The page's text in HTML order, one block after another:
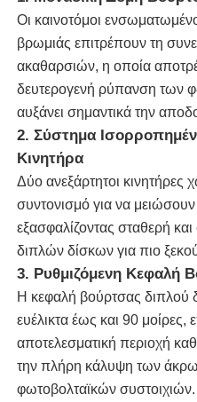
καθαρίζοντας βούρτσα
Ηλιακό πάνελ
Βούρτσα Πλυσίματος
Βούρτσα κυλίνδρου
Εργαλεία καθαρισμού
Εξοπλισμός πλύσης
Τηλεσκοπικός κοντάρι
Οι καινοτόμοι
βρωμιάς επιτρέπουν τη
ακαθαρσιών, η οποία
δευτερογενή ρύπανση των
αυξάνει σημαντικά την
2. Σύστημα
Κινητήρα
Δύο ανεξάρτητοι κινητήρες
συντονισμό για να μειώσουν
εξασφαλίζοντας σταθερή
διπλών δίσκων για πιο
3. Ρυθμιζόμενη Κεφαλή
Η κεφαλή βούρτσας διπλού
ευέλικτα έως και 90 μοίρες,
αποτελεσματική περιοχή
την πλήρη κάλυψη των
φωτοβολταϊκών συστοιχιών.